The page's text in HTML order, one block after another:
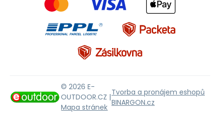
© 2026 E-
OUTDOOR.CZ |
Mapa stránek
Tvorba a pronájem eshopů
BINARGON.cz